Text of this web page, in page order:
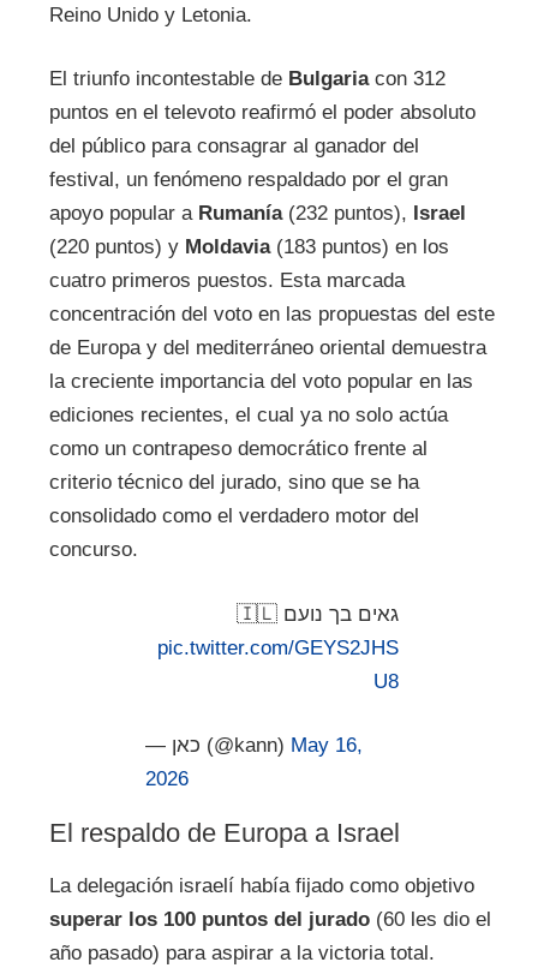
Reino Unido y Letonia.
El triunfo incontestable de Bulgariacon 312
puntos en el televoto reafirmó el poder absoluto
del público para consagrar al ganador del
festival, un fenómeno respaldado por el gran
apoyo popular a Rumanía(232 puntos), Israel
(220 puntos) y Moldavia(183 puntos) en los
cuatro primeros puestos. Esta marcada
concentración del voto en las propuestas del este
de Europa y del mediterráneo oriental demuestra
la creciente importancia del voto popular en las
ediciones recientes, el cual ya no solo actúa
como un contrapeso democrático frente al
criterio técnico del jurado, sino que se ha
consolidado como el verdadero motor del
concurso.
גאים בך נועם 🇮🇱
pic.twitter.com/GEYS2JHS
U8
— כאן (@kann) May 16,
2026
El respaldo de Europa a Israel
La delegación israelí había fijado como objetivo
superar los 100 puntos del jurado(60 les dio el
año pasado) para aspirar a la victoria total.